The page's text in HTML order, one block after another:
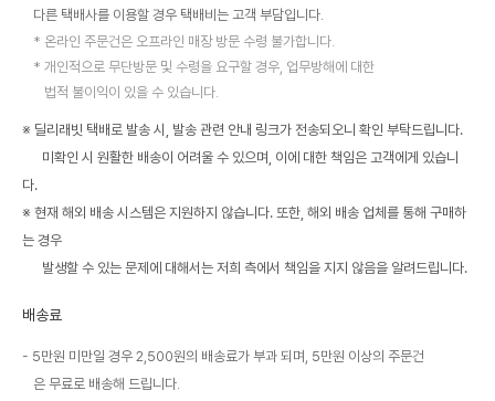
다른 택배사를 이용할 경우 택배비는 고객 부담입니다.
온라인 주문건은 오프라인 매장 방문 수령 불가합니다.
개인적으로 무단방문 및 수령을 요구할 경우, 업무방해에 대한
법적 불이익이 있을 수 있습니다.
※ 딜리래빗 택배로 발송 시, 발송 관련 안내 링크가 전송되오니 확인 부탁드립니다.
미확인 시 원활한 배송이 어려울 수 있으며, 이에 대한 책임은 고객에게 있습니
다.
※ 현재 해외 배송 시스템은 지원하지 않습니다. 또한, 해외 배송 업체를 통해 구매하
는 경우
발생할 수 있는 문제에 대해서는 저희 측에서 책임을 지지 않음을 알려드립니다.
배송료
5만원 미만일 경우 2,500원의 배송료가 부과 되며, 5만원 이상의 주문건
은 무료로 배송해 드립니다.